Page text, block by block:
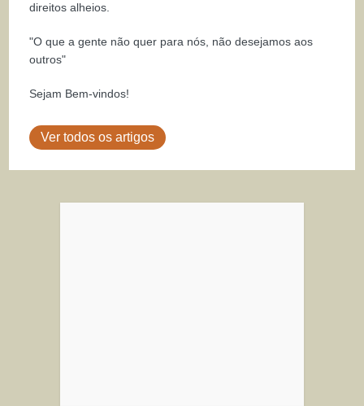
direitos alheios.
"O que a gente não quer para nós, não desejamos aos
outros"
Sejam Bem-vindos!
Ver todos os artigos